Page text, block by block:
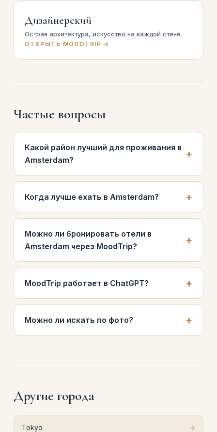
Дизайнерский
Острая архитектура, искусство на каждой стене.
ОТКРЫТЬ MOODTRIP →
Частые вопросы
Какой район лучший для проживания в
Amsterdam?
Когда лучше ехать в Amsterdam?
Можно ли бронировать отели в
Amsterdam через MoodTrip?
MoodTrip работает в ChatGPT?
Можно ли искать по фото?
Другие города
Tokyo →